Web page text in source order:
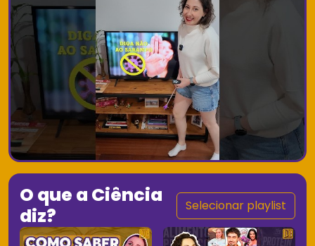
O que a Ciência
diz?
Selecionar playlist